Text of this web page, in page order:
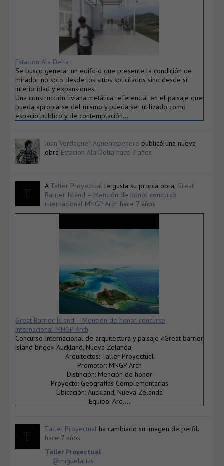
Estacion Ala Delta
Se busco generar un edificio que presente la condición de
mirador no solo desde los sitios solicitados sino desde si
interioridad y expansiones.
Una construcción liviana metálica referencial en el paisaje que
pueda apropiarse del mismo y pueda ser utilizado como
espacio publico y de contemplación…
Juan Verdaguer Aguerrebehere publicó una nueva
obra Estacion Ala Delta hace 7 años
A Taller Proyectual le gusta su propia obra, Great
Barrier Island – Mención de honor concurso
internacional MNGP Arch hace 7 años
Great Barrier Island – Mención de honor concurso
internacional MNGP Arch
Concurso Internacional de arquitectura y paisaje «Great barrier
island brige» Auckland, Nueva Zelanda
Arquitectos: Taller Proyectual
Promotor: MNGP Arch
Distinción: Mención de honor
Proyecto: Geografías Complementarias
Ubicación: Auckland, Nueva Zelanda
Equipo: Arq.…
Taller Proyectual ha cambiado su imagen de perfil.
hace 7 años
Taller Proyectual
@miguelarias